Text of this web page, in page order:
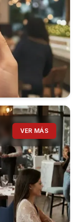
VER MÁS